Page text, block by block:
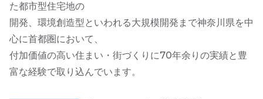
た都市型住宅地の
開発、環境創造型といわれる大規模開発まで神奈川県を中
心に首都圏において、
付加価値の高い住まい・街づくりに70年余りの実績と豊
富な経験で取り込んでいます。